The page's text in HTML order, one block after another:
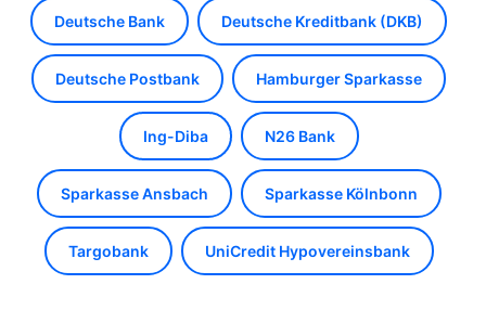
Deutsche Bank Deutsche Kreditbank (DKB)
Deutsche Postbank Hamburger Sparkasse
Ing-Diba N26 Bank
Sparkasse Ansbach Sparkasse Kölnbonn
Targobank UniCredit Hypovereinsbank